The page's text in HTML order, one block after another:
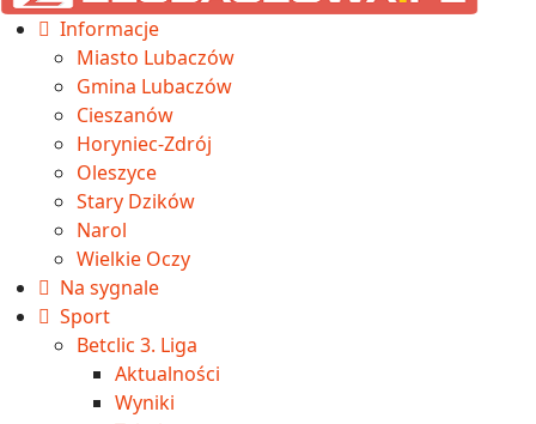
Informacje
Miasto Lubaczów
Gmina Lubaczów
Cieszanów
Horyniec-Zdrój
Oleszyce
Stary Dzików
Narol
Wielkie Oczy
Na sygnale
Sport
Betclic 3. Liga
Aktualności
Wyniki